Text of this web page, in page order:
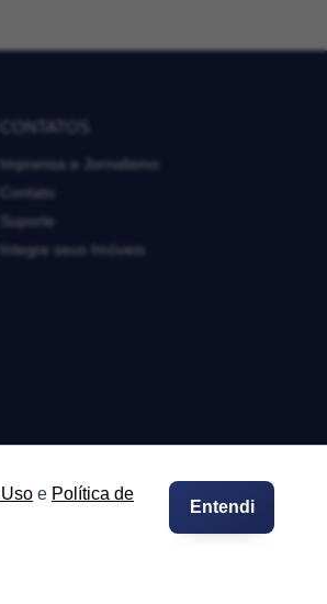
e Política de
Entendi
CONTATOS
Imprensa e Jornalismo
Contato
Suporte
Integre seus Imóveis